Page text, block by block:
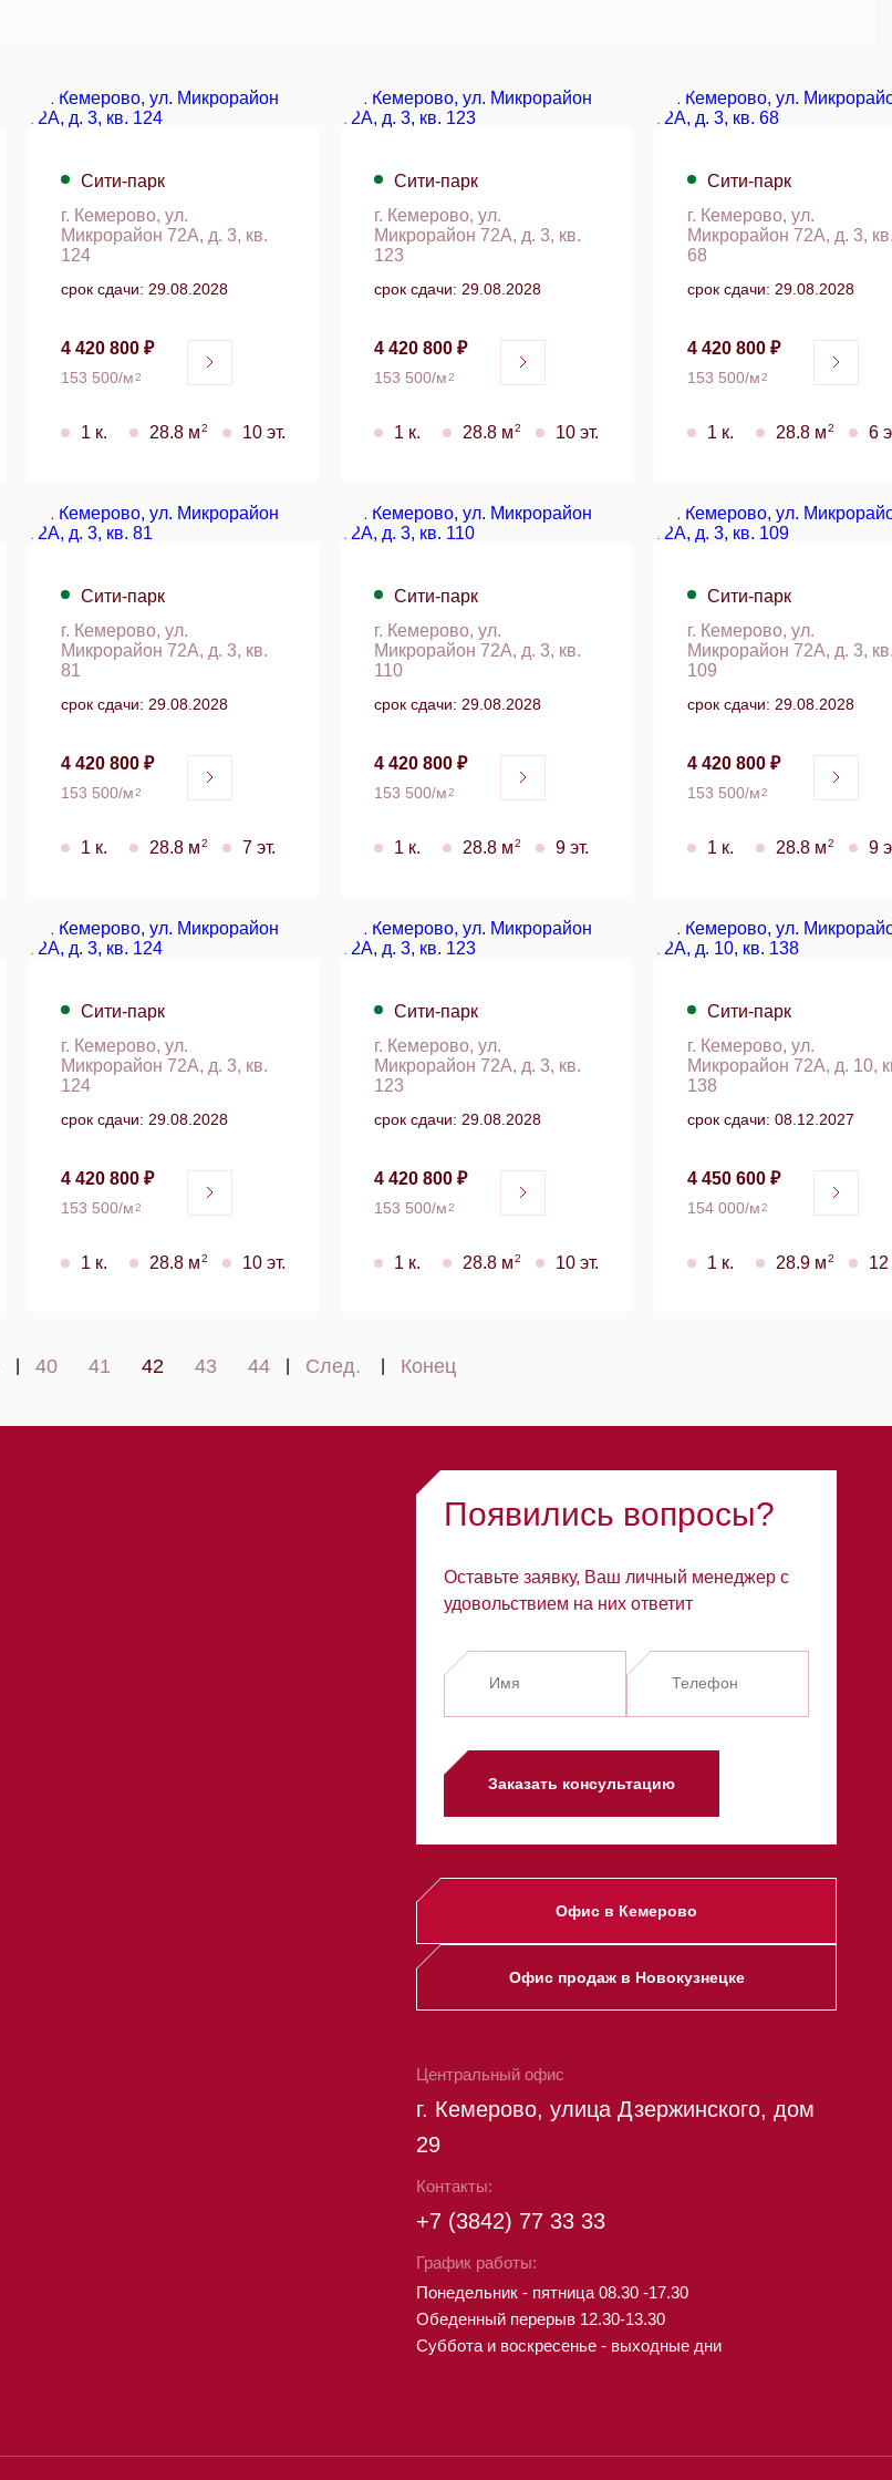
Сити-парк
г. Кемерово, ул.
Микрорайон 72А, д. 3, кв.
124
срок сдачи: 29.08.2028
4 420 800 ₽
153 500/м2
1 к. 28.8 м2 10 эт.
Сити-парк
г. Кемерово, ул.
Микрорайон 72А, д. 3, кв.
123
срок сдачи: 29.08.2028
4 420 800 ₽
153 500/м2
1 к. 28.8 м2 10 эт.
Сити-парк
г. Кемерово, ул.
Микрорайон 72А, д. 3,
68
срок сдачи: 29.08.2028
4 420 800 ₽
153 500/м2
1 к. 28.8 м2 6
Сити-парк
г. Кемерово, ул.
Микрорайон 72А, д. 3, кв.
81
срок сдачи: 29.08.2028
4 420 800 ₽
153 500/м2
1 к. 28.8 м2 7 эт.
Сити-парк
г. Кемерово, ул.
Микрорайон 72А, д. 3, кв.
110
срок сдачи: 29.08.2028
4 420 800 ₽
153 500/м2
1 к. 28.8 м2 9 эт.
Сити-парк
г. Кемерово, ул.
Микрорайон 72А, д. 3,
109
срок сдачи: 29.08.2028
4 420 800 ₽
153 500/м2
1 к. 28.8 м2 9
Сити-парк
г. Кемерово, ул.
Микрорайон 72А, д. 3, кв.
124
срок сдачи: 29.08.2028
4 420 800 ₽
153 500/м2
1 к. 28.8 м2 10 эт.
Сити-парк
г. Кемерово, ул.
Микрорайон 72А, д. 3, кв.
123
срок сдачи: 29.08.2028
4 420 800 ₽
153 500/м2
1 к. 28.8 м2 10 эт.
Сити-парк
г. Кемерово, ул.
Микрорайон 72А, д. 10,
138
срок сдачи: 08.12.2027
4 450 600 ₽
154 000/м2
1 к. 28.9 м2 12
40 41 42 43 44 След. Конец
Появились вопросы?
Оставьте заявку, Ваш личный менеджер с
удовольствием на них ответит
Заказать консультацию
Офис в Кемерово
Офис продаж в Новокузнецке
Центральный офис
г. Кемерово, улица Дзержинского, дом
29
Контакты:
+7 (3842) 77 33 33
График работы:
Понедельник - пятница 08.30 -17.30
Обеденный перерыв 12.30-13.30
Суббота и воскресенье - выходные дни